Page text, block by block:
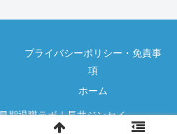
プライバシーポリシー・免責事
項
ホーム
期退職ラボ｜長井ジンセイ